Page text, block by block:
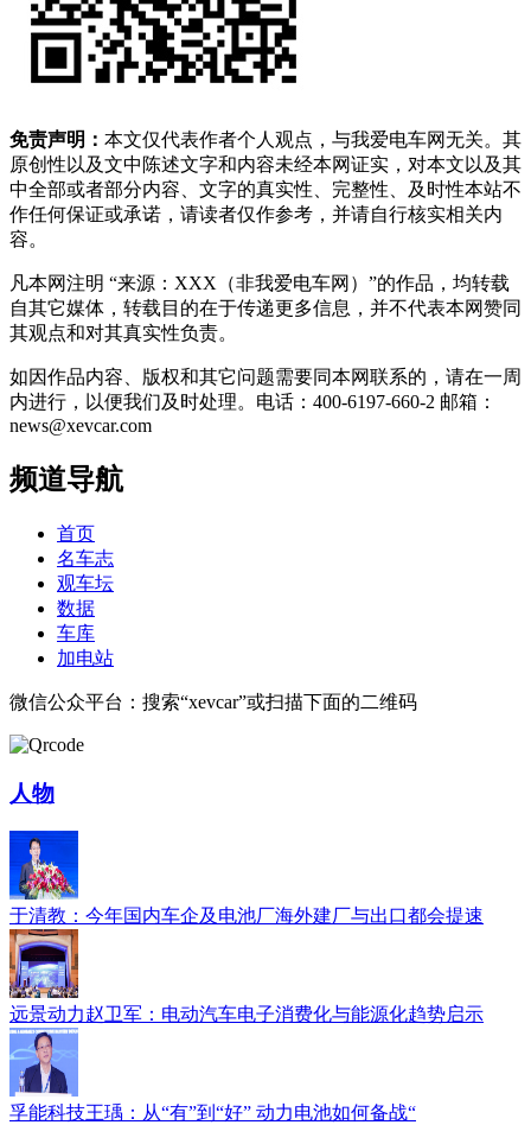
免责声明： 本文仅代表作者个人观点，与我爱电车网无关。其
原创性以及文中陈述文字和内容未经本网证实，对本文以及其
中全部或者部分内容、文字的真实性、完整性、及时性本站不
作任何保证或承诺，请读者仅作参考，并请自行核实相关内
容。
凡本网注明 “来源：XXX（非我爱电车网）”的作品，均转载
自其它媒体，转载目的在于传递更多信息，并不代表本网赞同
其观点和对其真实性负责。
如因作品内容、版权和其它问题需要同本网联系的，请在一周
内进行，以便我们及时处理。电话：400-6197-660-2 邮箱：
news@xevcar.com
频道导航
首页
名车志
观车坛
数据
车库
加电站
微信公众平台：搜索“xevcar”或扫描下面的二维码
人物
于清教：今年国内车企及电池厂海外建厂与出口都会提速
远景动力赵卫军：电动汽车电子消费化与能源化趋势启示
孚能科技王瑀：从“有”到“好” 动力电池如何备战“